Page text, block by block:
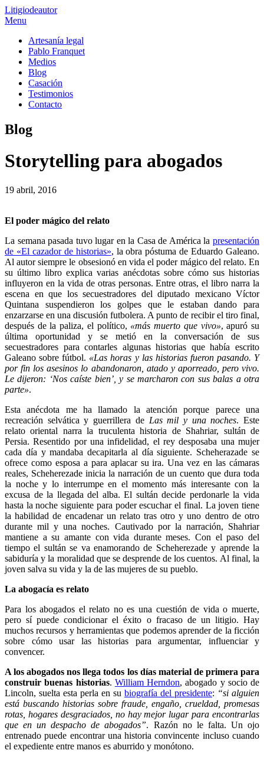
Litigiodeautor
Menu
Artesanía legal
Pablo Franquet
Medios
Blog
Casación
Testimonios
Contacto
Blog
Storytelling para abogados
19 abril, 2016
El poder mágico del relato
La semana pasada tuvo lugar en la Casa de América la presentación
de «El cazador de historias», la obra póstuma de Eduardo Galeano.
Al autor siempre le obsesionó en vida el poder mágico del relato. En
su último libro explicavarias anécdotas sobre cómo sus historias
influyeron en la vida de otras personas. Entre otras, el libro narra la
escena en que los secuestradores del diputado mexicano Víctor
Quintana suspendieron los golpes que le estaban dando para
enzarzarse en una discusión futbolera. A punto de recibir el tiro final,
después de la paliza, el político, «más muerto que vivo», apuró su
última oportunidad y se metió en la conversación de sus
secuestradores para contarles algunas historias que había escrito
Galeano sobre fútbol. «Las horas y las historias fueron pasando. Y
por fin los asesinos lo abandonaron, atado y aporreado, pero vivo.
Le dijeron: ‘Nos caíste bien’, y se marcharon con sus balas a otra
parte».
Esta anécdota me ha llamado la atención porque parece una
recreación selvática y guerrillera de Las mil y una noches. Este
relato oriental narra la truculenta historia de Shahriar, sultán de
Persia. Resentido por una infidelidad, el rey desposaba una mujer
cada día y mandaba decapitarla al día siguiente. Scheherazade se
ofrece como esposa a para aplacar su ira. Una vez en las cámaras
reales, Scheherezade inicia la narración de un cuento que dura toda
la noche y lo interrumpe en el momento más interesante con la
excusa de la llegada del alba. El sultán decide perdonarle la vida
hasta la noche siguiente para poder escuchar el final. La joven tiene
la habilidad de encadenar un relato tras otro y uno dentro de otro
durante mil y una noches. Cautivado por la narración, Shahriar
mantiene a su amante con vida durante meses. Con el paso del
tiempo el sultán se va enamorando de Scheherezade y aprende la
sabiduría y la moralidad que se desprende de los cuentos. Al final, la
joven salva su vida y la de las mujeres de su pueblo.
La abogacía es relato
Para los abogados el relato no es una cuestión de vida o muerte,
pero sí puede condicionar el éxito o fracaso de un litigio. Hay
muchos recursos y herramientas que podemos aprender de la ficción
sobre cómo usar las historias para argumentar, influenciar y
convencer.
A los abogados nos llega todos los días material de primera para
construir buenas historias. William Herndon, abogado y socio de
Lincoln, suelta esta perla en su biografía del presidente: “si alguien
está buscando historias sobre fraude, engaño, crueldad, promesas
rotas, hogares desgraciados, no hay mejor lugar para encontrarlas
que en un despacho de abogados”. Razón no le falta. Un ojo
entrenado puede encontrar una historia convincente incluso cuando
el expediente entre manos es aburrido y monótono.